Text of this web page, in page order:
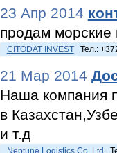
23 Апр 2014
продам морские
CITODAT INVESTТел.:
21 Мар 2014
Наша компания
в
и т.д
Neptune Logistics Co.,Ltd